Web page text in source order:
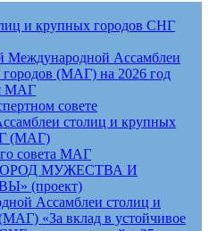
и крупных городов СНГ
Международной Ассамблеи
(МАГ) на 2026 год
МАГ
совете
столиц и крупных
(МАГ)
совета МАГ
МУЖЕСТВА И
(проект)
Ассамблеи столиц и
«За вклад в устойчивое